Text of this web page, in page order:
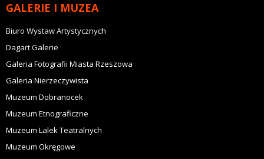
GALERIE I MUZEA
Biuro Wystaw Artystycznych
Dagart Galerie
Galeria Fotografii Miasta Rzeszowa
Galeria Nierzeczywista
Muzeum Dobranocek
Muzeum Etnograficzne
Muzeum Lalek Teatralnych
Muzeum Okręgowe